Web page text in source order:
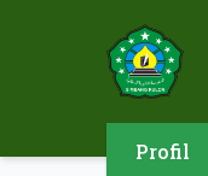
Profil